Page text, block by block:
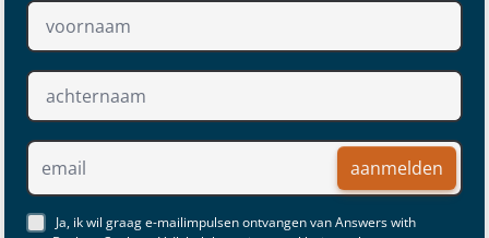
aanmelden
Ja, ik wil graag e-mailimpulsen ontvangen van Answers with